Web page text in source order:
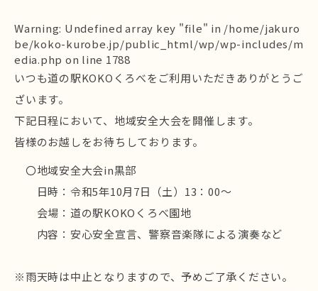
Warning: Undefined array key "file" in /home/jakuro
be/koko-kurobe.jp/public_html/wp/wp-includes/m
edia.php on line 1788
いつも道の駅KOKOくろべをご利用いただきありがとうご
ざいます。
下記日程において、地域安全大会を開催します。
皆様のお越しをお待ちしております。
〇地域安全大会in黒部
日時：令和5年10月7日（土）13：00～
会場：道の駅KOKOくろべ園地
内容：安心安全宣言、警察音楽隊による演奏など
※雨天時は中止となりますので、予めご了承ください。